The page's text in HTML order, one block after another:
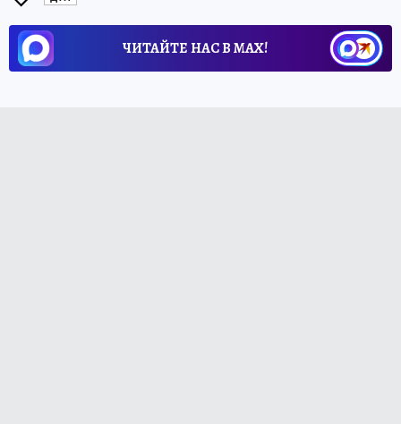
ЧИТАЙТЕ НАС В МАХ!